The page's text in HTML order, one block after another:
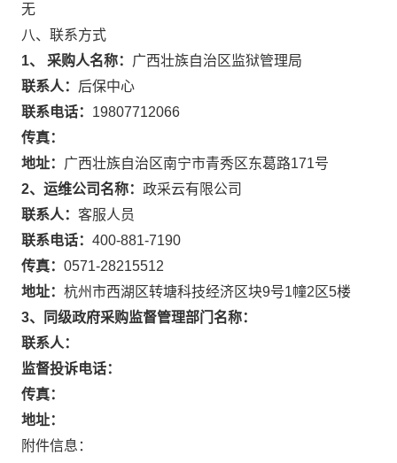
无
八、联系方式
1、 采购人名称： 广西壮族自治区监狱管理局
联系人： 后保中心
联系电话： 19807712066
传真：
地址： 广西壮族自治区南宁市青秀区东葛路171号
2、运维公司名称： 政采云有限公司
联系人： 客服人员
联系电话： 400-881-7190
传真： 0571-28215512
地址： 杭州市西湖区转塘科技经济区块9号1幢2区5楼
3、同级政府采购监督管理部门名称：
联系人：
监督投诉电话：
传真：
地址：
附件信息：